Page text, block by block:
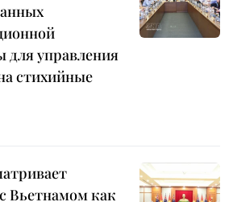
управления
стихийные
Вьетнамом как